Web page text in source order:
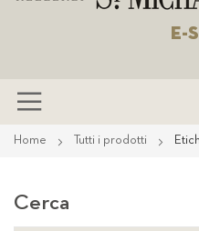
E-
Salta
Home Tutti i prodotti
Cerca